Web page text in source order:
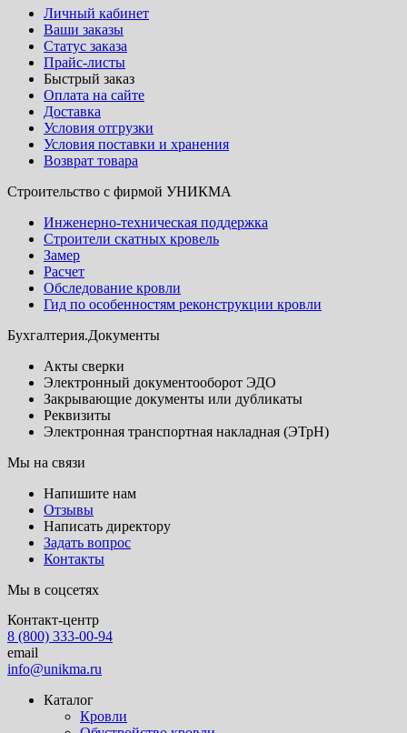
Личный кабинет
Ваши заказы
Статус заказа
Прайс-листы
Быстрый заказ
Оплата на сайте
Доставка
Условия отгрузки
Условия поставки и хранения
Возврат товара
Строительство с фирмой УНИКМА
Инженерно-техническая поддержка
Строители скатных кровель
Замер
Расчет
Обследование кровли
Гид по особенностям реконструкции кровли
Бухгалтерия.Документы
Акты сверки
Электронный документооборот ЭДО
Закрывающие документы или дубликаты
Реквизиты
Электронная транспортная накладная (ЭТрН)
Мы на связи
Напишите нам
Отзывы
Написать директору
Задать вопрос
Контакты
Мы в соцсетях
Контакт-центр
8 (800) 333-00-94
email
info@unikma.ru
Каталог
Кровли